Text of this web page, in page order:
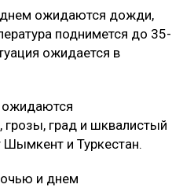
днем ожидаются дожди,
поднимется до 35-
ожидается в
ожидаются
град и шквалистый
Шымкент и Туркестан.
и днем